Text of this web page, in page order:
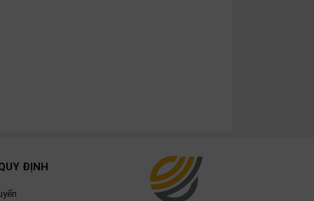
ĐỊNH